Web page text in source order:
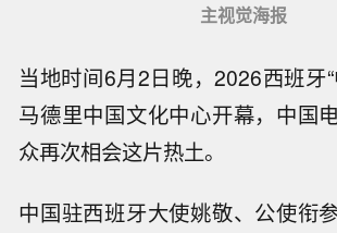
主视觉海报
当地时间6月2日晚，2026西班牙
马德里中国文化中心开幕，中国
众再次相会这片热土。
中国驻西班牙大使姚敬、公使衔